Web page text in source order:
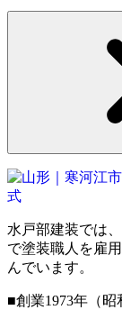
水戸部建装では
で塗装職人を雇
んでいます。
■創業1973年（昭